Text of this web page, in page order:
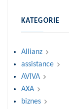
KATEGORIE
Allianz
assistance
AVIVA
AXA
biznes